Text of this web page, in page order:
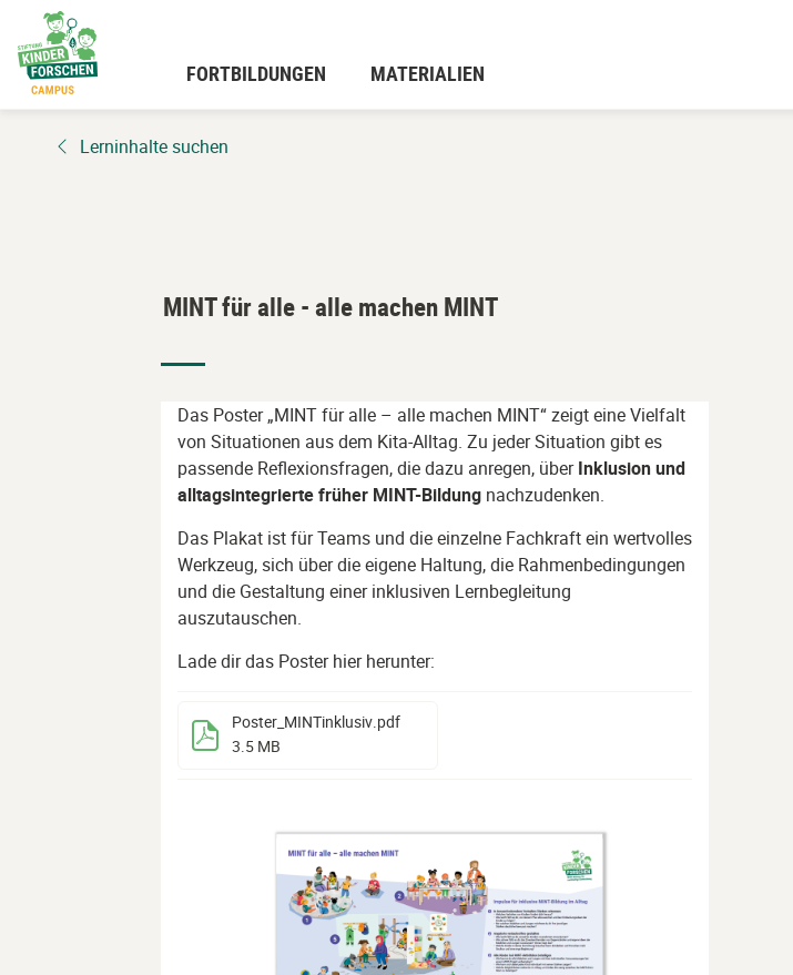
Hauptinhalt
wechseln
FORTBILDUNGEN MATERIALIEN
Lerninhalte suchen
MINT für alle - alle machen MINT
Das Poster „MINT für alle – alle machen MINT“ zeigt eine Vielfalt
von Situationen aus dem Kita-Alltag. Zu jeder Situation gibt es
passende Reflexionsfragen, die dazu anregen, überInklusion und
alltagsintegrierte früher MINT-Bildungnachzudenken.
Das Plakat ist für Teams und die einzelne Fachkraft ein wertvolles
Werkzeug, sich über die eigene Haltung, die Rahmenbedingungen
und die Gestaltung einer inklusiven Lernbegleitung
auszutauschen.
Lade dir das Poster hier herunter:
Poster_MINTinklusiv.pdf
3.5 MB